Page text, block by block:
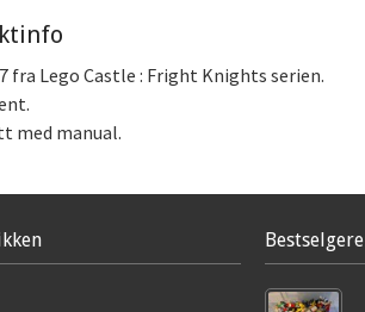
fra Lego Castle : Fright Knights serien.
med manual.
Bestselgere